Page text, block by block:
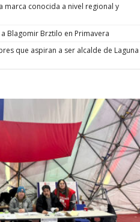
marca conocida a nivel regional y
Blagomir Brztilo en Primavera
que aspiran a ser alcalde de Laguna